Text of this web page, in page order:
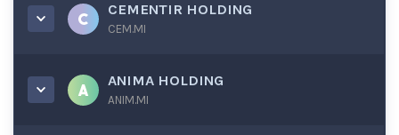
CEMENTIR HOLDING
CEM.MI
ANIMA HOLDING
ANIM.MI